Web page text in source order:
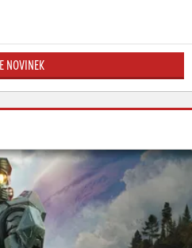
NOVINEK